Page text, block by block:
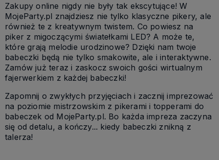
Zakupy online nigdy nie były tak ekscytujące! W
MojeParty.pl znajdziesz nie tylko klasyczne pikery, ale
również te z kreatywnym twistem. Co powiesz na
piker z migoczącymi światełkami LED? A może te,
które grają melodie urodzinowe? Dzięki nam twoje
babeczki będą nie tylko smakowite, ale i interaktywne.
Zamów już teraz i zaskocz swoich gości wirtualnym
fajerwerkiem z każdej babeczki!
Zapomnij o zwykłych przyjęciach i zacznij imprezować
na poziomie mistrzowskim z pikerami i topperami do
babeczek od MojeParty.pl. Bo każda impreza zaczyna
się od detalu, a kończy... kiedy babeczki znikną z
talerza!